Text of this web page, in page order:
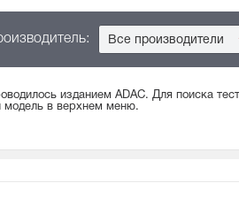
Все производители
изданием ADAC. Для поиска
модель в верхнем меню.